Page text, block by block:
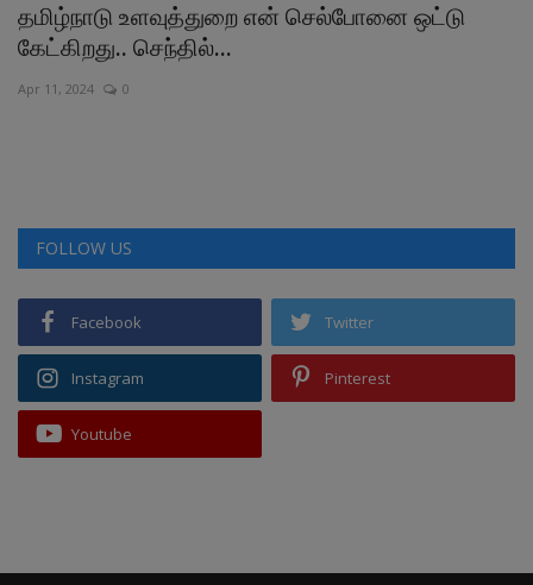
தமிழ்நாடு உளவுத்துறை என் செல்போனை ஒட்டு
கேட்கிறது.. செந்தில்...
Apr 11, 2024 0
FOLLOW US
Facebook Twitter
Instagram Pinterest
Youtube